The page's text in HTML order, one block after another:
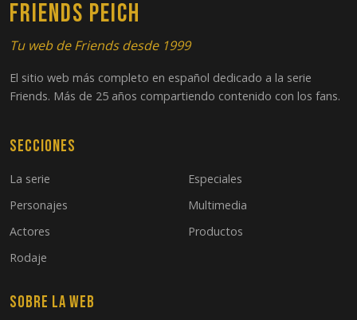
FRIENDS PEICH
Tu web de Friends desde 1999
El sitio web más completo en español dedicado a la serie
Friends. Más de 25 años compartiendo contenido con los fans.
Secciones
La serie
Personajes
Actores
Rodaje
Especiales
Multimedia
Productos
Sobre la web